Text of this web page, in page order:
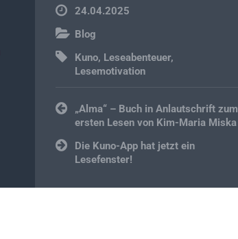
24.04.2025
Blog
Kuno, Leseabenteuer,
Lesemotivation
Beitragsnavigation
„Alma“ – Buch in Anlautschrift zum
ersten Lesen von Kim-Maria Miska
Die Kuno-App hat jetzt ein
Lesefenster!